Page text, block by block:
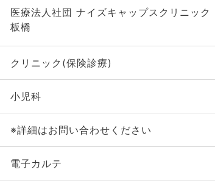
医療法人社団 ナイズキャップスクリニック
板橋
クリニック(保険診療)
小児科
※詳細はお問い合わせください
電子カルテ